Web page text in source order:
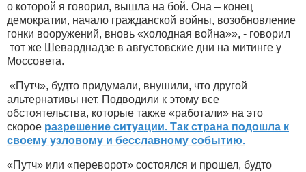
о которой я говорил, вышла на бой. Она – конец
демократии, начало гражданской войны, возобновление
гонки вооружений, вновь «холодная война»», - говорил
тот же Шеварднадзе в августовские дни на митинге у
Моссовета.
«Путч», будто придумали, внушили, что другой
альтернативы нет. Подводили к этому все
обстоятельства, которые также «работали» на это
скорое разрешение ситуации. Так страна подошла к
своему узловому и бесславному событию.
«Путч» или «переворот» состоялся и прошел, будто